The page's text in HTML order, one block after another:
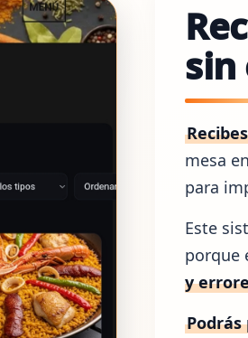
sin
mesa
para
Este
porque
y